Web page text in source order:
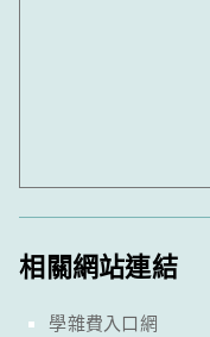
相關網站連結
學雜費入口網